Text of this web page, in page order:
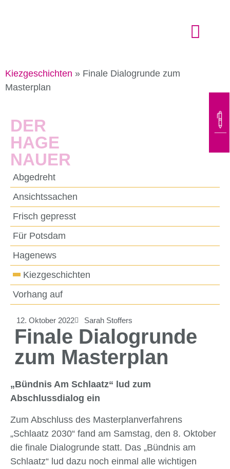
Kiezgeschichten » Finale Dialogrunde zum
Masterplan
DER
HAGE
NAUER
Abgedreht
Ansichtssachen
Frisch gepresst
Für Potsdam
Hagenews
Kiezgeschichten
Vorhang auf
12. Oktober 2022 Sarah Stoffers
Finale Dialogrunde
zum Masterplan
„Bündnis Am Schlaatz“ lud zum
Abschlussdialog ein
Zum Abschluss des Masterplanverfahrens
„Schlaatz 2030“ fand am Samstag, den 8. Oktober
die finale Dialogrunde statt. Das „Bündnis am
Schlaatz“ lud dazu noch einmal alle wichtigen